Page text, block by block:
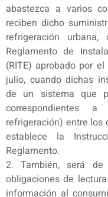
abastezca a varios
reciben dicho
refrigeración
Reglamento de
(RITE) aprobado por
julio, cuando dichas
de un sistema que
correspondientes
refrigeración) entre
establece la
Reglamento.
2. También, será
obligaciones de
información al